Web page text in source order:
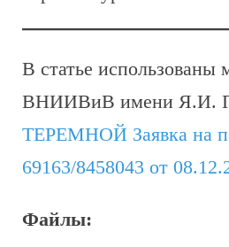
В статье использованы
ВНИИВиВ имени Я.И.
ТЕРЕМНОЙ Заявка на
69163/8458043 от
Файлы: